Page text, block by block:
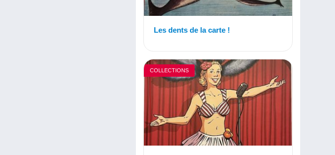
Les dents de la carte !
COLLECTIONS